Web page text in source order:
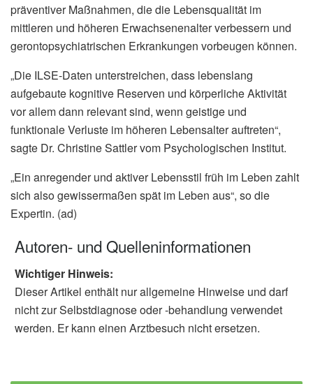
präventiver Maßnahmen, die die Lebensqualität im
mittleren und höheren Erwachsenenalter verbessern und
gerontopsychiatrischen Erkrankungen vorbeugen können.
„Die ILSE-Daten unterstreichen, dass lebenslang
aufgebaute kognitive Reserven und körperliche Aktivität
vor allem dann relevant sind, wenn geistige und
funktionale Verluste im höheren Lebensalter auftreten“,
sagte Dr. Christine Sattler vom Psychologischen Institut.
„Ein anregender und aktiver Lebensstil früh im Leben zahlt
sich also gewissermaßen spät im Leben aus“, so die
Expertin. (ad)
Autoren- und Quelleninformationen
Wichtiger Hinweis:
Dieser Artikel enthält nur allgemeine Hinweise und darf
nicht zur Selbstdiagnose oder -behandlung verwendet
werden. Er kann einen Arztbesuch nicht ersetzen.